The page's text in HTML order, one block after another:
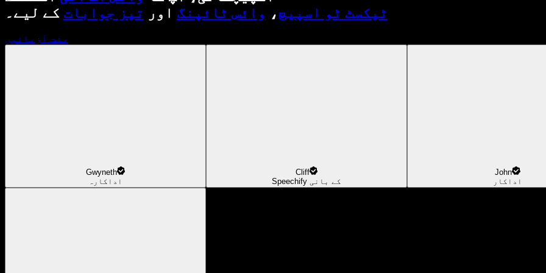
ٹیکسٹ ٹو اسپیچ، وائس ٹائپنگ اور تیز جوابات کے لیے۔
مفت آزمائیں
Gwyneth
اداکارہ
Cliff
Speechify کے بانی
John
اداکار